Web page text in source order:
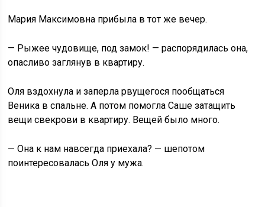
Мария Максимовна прибыла в тот же вечер.
— Рыжее чудовище, под замок! — распорядилась она,
опасливо заглянув в квартиру.
Оля вздохнула и заперла рвущегося пообщаться
Веника в спальне. А потом помогла Саше затащить
вещи свекрови в квартиру. Вещей было много.
— Она к нам навсегда приехала? — шепотом
поинтересовалась Оля у мужа.